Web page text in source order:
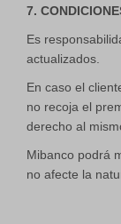
7.
Es
actualizados.
En caso el
no recoja el
derecho al
Mibanco podrá
no afecte la